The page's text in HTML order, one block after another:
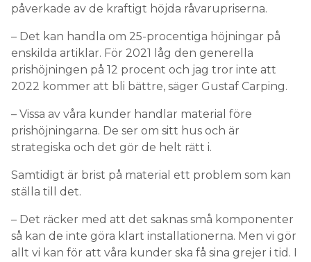
påverkade av de kraftigt höjda råvarupriserna.
– Det kan handla om 25-procentiga höjningar på
enskilda artiklar. För 2021 låg den generella
prishöjningen på 12 procent och jag tror inte att
2022 kommer att bli bättre, säger Gustaf Carping.
– Vissa av våra kunder handlar material före
prishöjningarna. De ser om sitt hus och är
strategiska och det gör de helt rätt i.
Samtidigt är brist på material ett problem som kan
ställa till det.
– Det räcker med att det saknas små komponenter
så kan de inte göra klart installationerna. Men vi gör
allt vi kan för att våra kunder ska få sina grejer i tid. I